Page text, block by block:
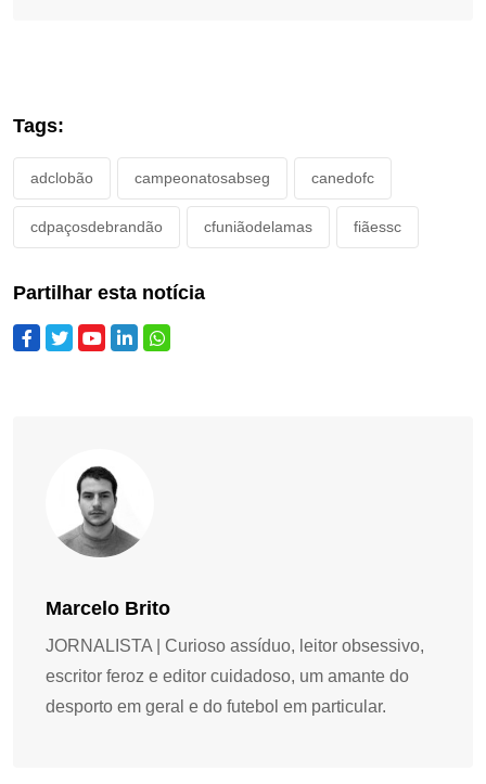
Tags:
adclobão campeonatosabseg canedofc
cdpaçosdebrandão cfuniãodelamas fiãessc
Partilhar esta notícia
Marcelo Brito
JORNALISTA | Curioso assíduo, leitor obsessivo,
escritor feroz e editor cuidadoso, um amante do
desporto em geral e do futebol em particular.